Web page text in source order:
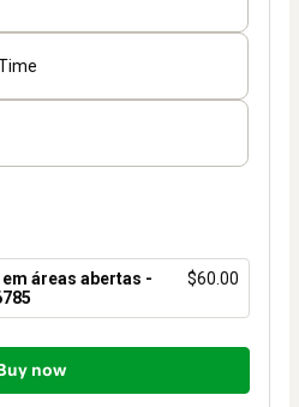
áreas abertas -
$60.00
now